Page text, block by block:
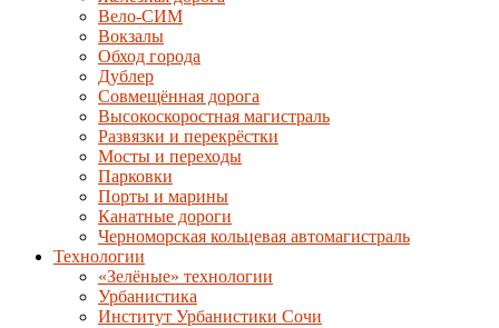
Вело-СИМ
Вокзалы
Обход города
Дублер
Совмещённая дорога
Высокоскоростная магистраль
Развязки и перекрёстки
Мосты и переходы
Парковки
Порты и марины
Канатные дороги
Черноморская кольцевая автомагистраль
Технологии
«Зелёные» технологии
Урбанистика
Институт Урбанистики Сочи